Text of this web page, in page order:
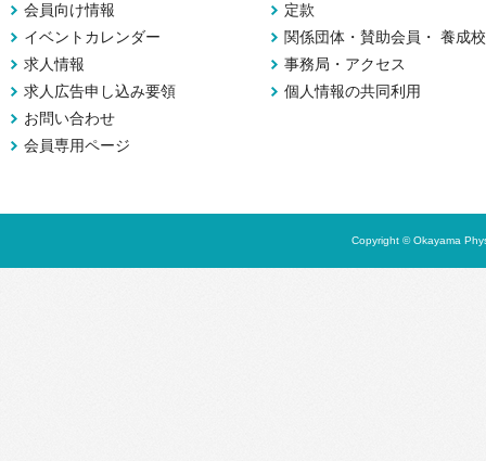
会員向け情報
イベントカレンダー
求人情報
求人広告申し込み要領
お問い合わせ
会員専用ページ
定款
関係団体・賛助会員・ 養成校
事務局・アクセス
個人情報の共同利用
Copyright © Okayama